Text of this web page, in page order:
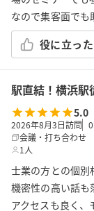
なので集客面でも
役に立った
5.0
2026年8月3日訪問 0
会議・打ち合わせ
1人
士業の方との個別
機密性の高い話も
アクセスも良く、